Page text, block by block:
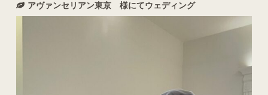
アヴァンセリアン東京 様にてウェディング